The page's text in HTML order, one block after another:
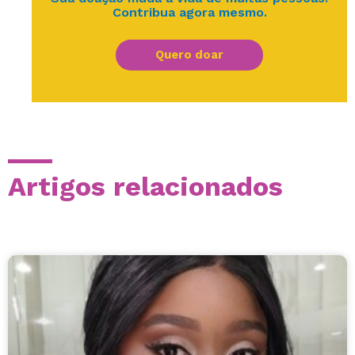
Contribua agora mesmo.
Quero doar
Artigos relacionados